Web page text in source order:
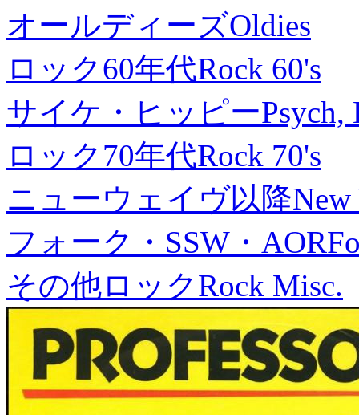
オールディーズOldies
ロック60年代Rock 60's
サイケ・ヒッピーPsych,
ロック70年代Rock 70's
ニューウェイヴ以降New
フォーク・SSW・AOR
その他ロックRock Misc.